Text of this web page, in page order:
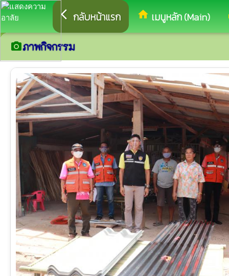
arrow_back_ios กลับหน้าแรก home เมนูหลัก (Main)
camera_altภาพกิจกรรม